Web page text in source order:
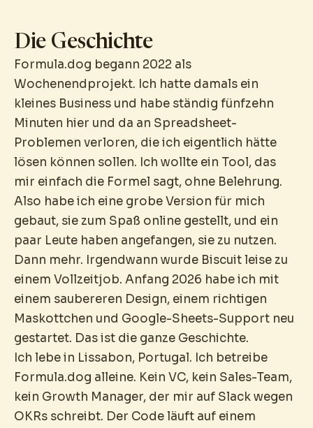
Die Geschichte
Formula.dog begann 2022 als
Wochenendprojekt. Ich hatte damals ein
kleines Business und habe ständig fünfzehn
Minuten hier und da an Spreadsheet-
Problemen verloren, die ich eigentlich hätte
lösen können sollen. Ich wollte ein Tool, das
mir einfach die Formel sagt, ohne Belehrung.
Also habe ich eine grobe Version für mich
gebaut, sie zum Spaß online gestellt, und ein
paar Leute haben angefangen, sie zu nutzen.
Dann mehr. Irgendwann wurde Biscuit leise zu
einem Vollzeitjob. Anfang 2026 habe ich mit
einem saubereren Design, einem richtigen
Maskottchen und Google-Sheets-Support neu
gestartet. Das ist die ganze Geschichte.
Ich lebe in Lissabon, Portugal. Ich betreibe
Formula.dog alleine. Kein VC, kein Sales-Team,
kein Growth Manager, der mir auf Slack wegen
OKRs schreibt. Der Code läuft auf einem